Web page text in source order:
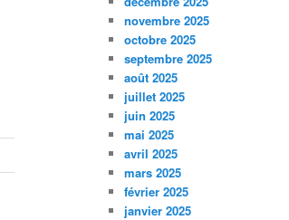
novembre 2025
octobre 2025
septembre 2025
août 2025
juillet 2025
juin 2025
mai 2025
avril 2025
mars 2025
février 2025
janvier 2025